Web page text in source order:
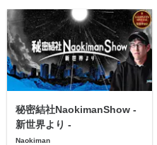
秘密結社NaokimanShow -
新世界より -
Naokiman